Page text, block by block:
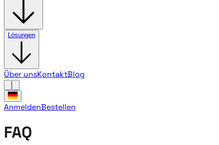
Lösungen
Über unsKontaktBlog
AnmeldenBestellen
FAQ